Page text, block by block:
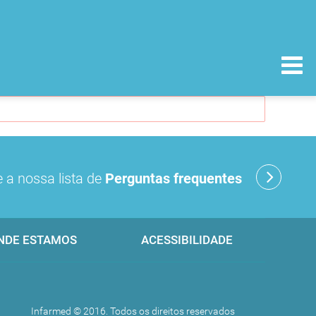
a nossa lista de Perguntas frequentes
ESTAMOS ACESSIBILIDADE
Infarmed © 2016. Todos os direitos reservados